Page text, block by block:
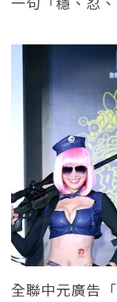
全聯中元廣告